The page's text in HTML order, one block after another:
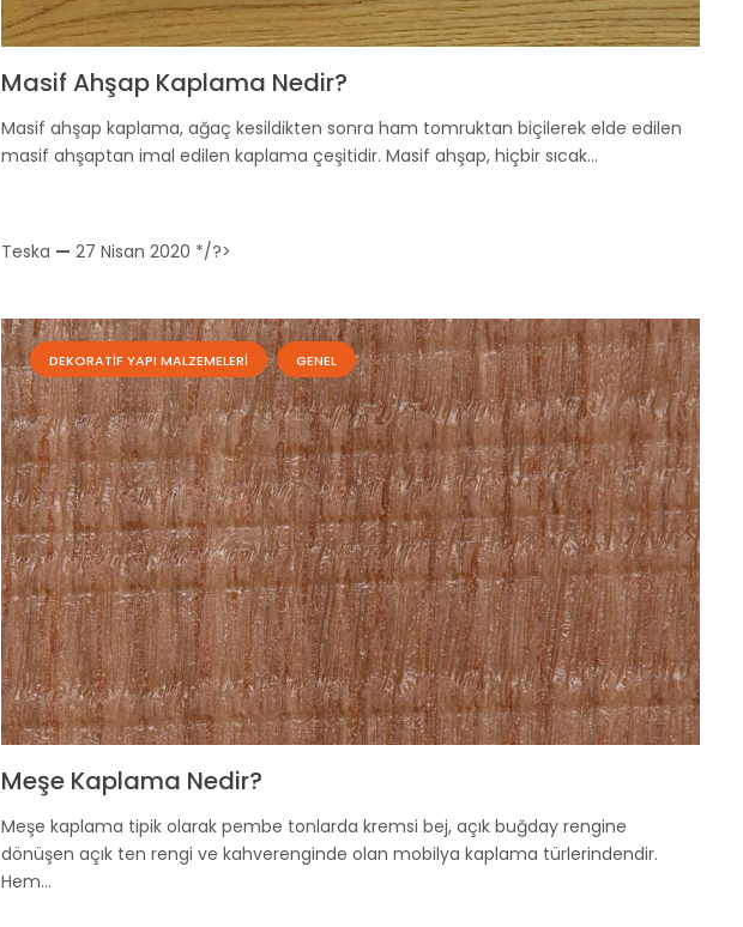
Masif Ahşap Kaplama Nedir?
Masif ahşap kaplama, ağaç kesildikten sonra ham tomruktan biçilerek elde edilen
masif ahşaptan imal edilen kaplama çeşitidir. Masif ahşap, hiçbir sıcak…
Teska — 27 Nisan 2020 */?>
DEKORATIF YAPI MALZEMELERI GENEL
Meşe Kaplama Nedir?
Meşe kaplama tipik olarak pembe tonlarda kremsi bej, açık buğday rengine
dönüşen açık ten rengi ve kahverenginde olan mobilya kaplama türlerindendir.
Hem…